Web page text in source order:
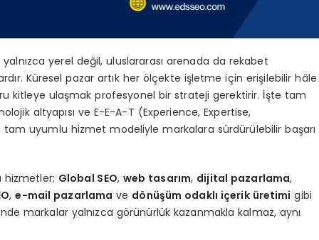
yalnızca yerel değil, uluslararası arenada da rekabet
Küresel pazar artık her ölçekte işletme için erişilebilir hâle
kitleye ulaşmak profesyonel bir strateji gerektirir. İşte tam
altyapısı ve E-E-A-T (Experience, Expertise,
uyumlu hizmet modeliyle markalara sürdürülebilir başarı
hizmetler; Global SEO, web tasarım, dijital pazarlama,
,e-mail pazarlama ve dönüşüm odaklı içerik üretimi gibi
markalar yalnızca görünürlük kazanmakla kalmaz, aynı